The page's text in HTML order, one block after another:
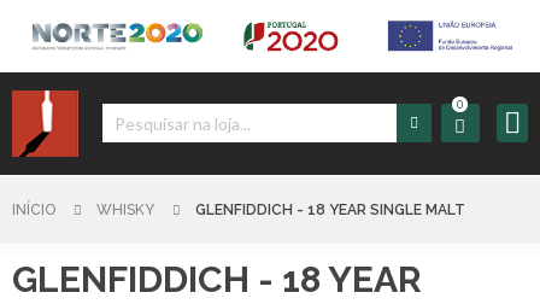
0
Sessão
Sign
INÍCIO WHISKY GLENFIDDICH - 18 YEAR SINGLE MALT
GLENFIDDICH - 18 YEAR